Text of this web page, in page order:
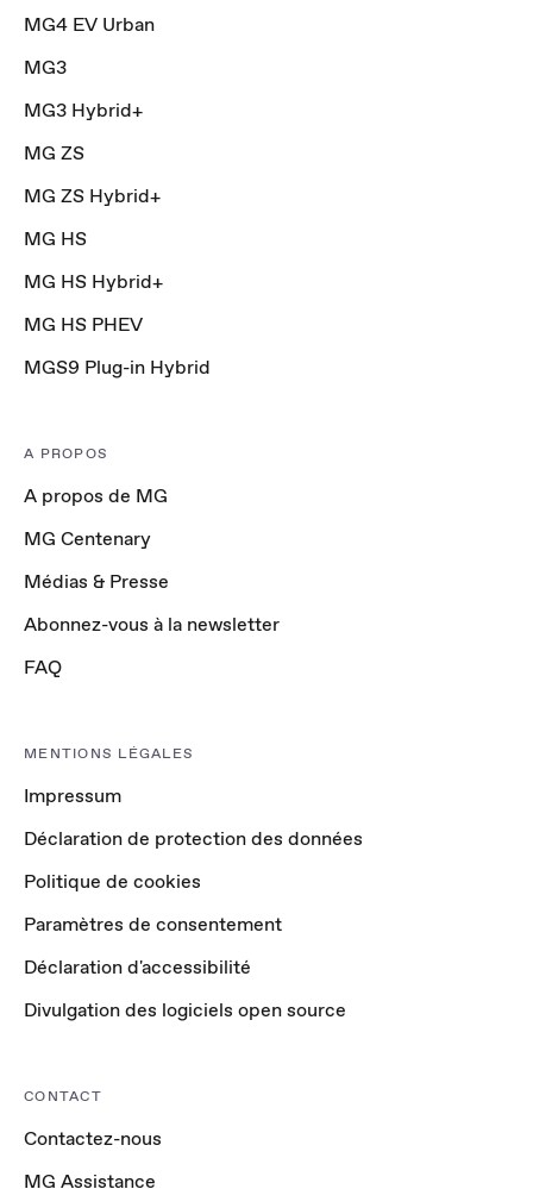
MG4 EV Urban
MG3
MG3 Hybrid+
MG ZS
MG ZS Hybrid+
MG HS
MG HS Hybrid+
MG HS PHEV
MGS9 Plug-in Hybrid
A PROPOS
A propos de MG
MG Centenary
Médias & Presse
Abonnez-vous à la newsletter
FAQ
MENTIONS LÉGALES
Impressum
Déclaration de protection des données
Politique de cookies
Paramètres de consentement
Déclaration d'accessibilité
Divulgation des logiciels open source
CONTACT
Contactez-nous
MG Assistance